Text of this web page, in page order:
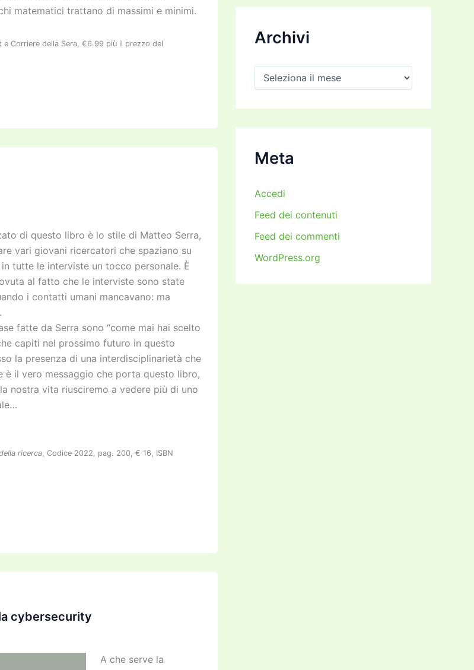
matematici trattano di massimi e minimi.
Corriere della Sera, €6.99 più il prezzo del
di questo libro è lo stile di Matteo Serra,
vari giovani ricercatori che spaziano su
tutte le interviste un tocco personale. È
al fatto che le interviste sono state
i contatti umani mancavano: ma
fatte da Serra sono “come mai hai scelto
capiti nel prossimo futuro in questo
la presenza di una interdisciplinarietà che
è il vero messaggio che porta questo libro,
nostra vita riusciremo a vedere più di uno
ricerca , Codice 2022, pag. 200, € 16, ISBN
cybersecurity
A che serve la
Archivi
h
v
Meta
Accedi
Feed dei contenuti
Feed dei commenti
WordPress.org